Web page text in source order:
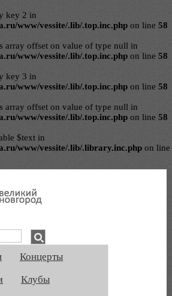
key 2 in
www/vessite/.lib/.top.inc.php on line 58
array offset on value of type null in
www/vessite/.lib/.top.inc.php on line 58
key 3 in
www/vessite/.lib/.top.inc.php on line 58
array offset on value of type null in
www/vessite/.lib/.top.inc.php on line 58
$text in
www/vessite/.lib/.library.inc.php on line
Концерты
Клубы